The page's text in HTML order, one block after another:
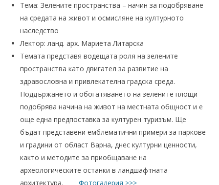
Тема: Зелените пространства – начин за подобряване
на средата на живот и осмисляне на културното
наследство
Лектор: ланд. арх. Мариета Литарска
Темата представя водещата роля на зелените
пространства като двигател за развитие на
здравословна и привлекателна градска среда.
Поддържането и обогатяването на зелените площи
подобрява начина на живот на местната общност и е
още една предпоставка за културен туризъм. Ще
бъдат представени емблематични примери за паркове
и градини от област Варна, днес културни ценности,
както и методите за приобщаване на
археологическите останки в ландшафтната
архитектура. Фотогалерия >>>